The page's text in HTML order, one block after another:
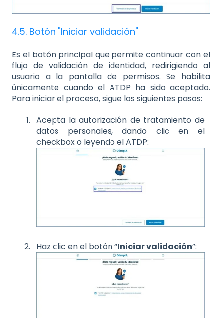
4.5. Botón "Iniciar validación"
Es el botón principal que permite continuar con el
flujo de validación de identidad, redirigiendo al
usuario a la pantalla de permisos. Se habilita
únicamente cuando el ATDP ha sido aceptado.
Para iniciar el proceso, sigue los siguientes pasos:
Acepta la autorización de tratamiento de
datos personales, dando clic en el
checkbox o leyendo el ATDP:
Haz clic en el botón “Iniciar validación”: